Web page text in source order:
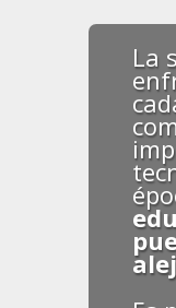
La